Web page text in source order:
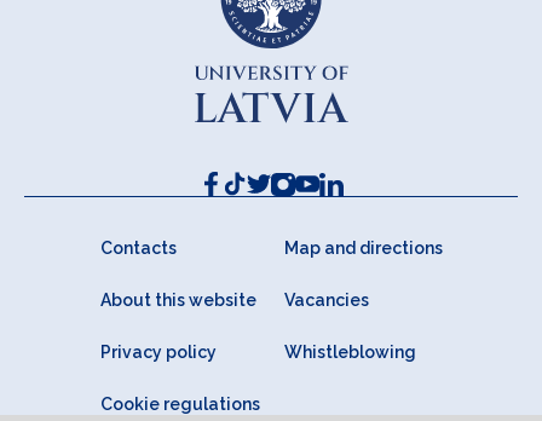
Contacts Map and directions
About this website Vacancies
Privacy policy Whistleblowing
Cookie regulations